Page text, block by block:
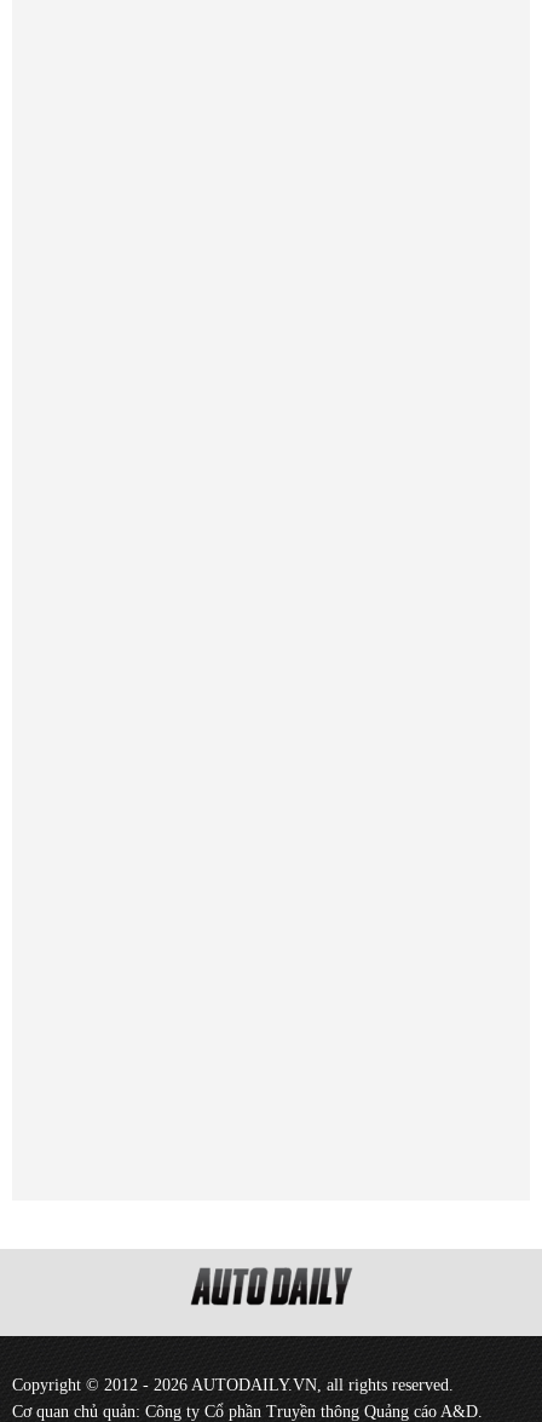
Copyright © 2012 - 2026 AUTODAILY.VN, all rights reserved.
Cơ quan chủ quản: Công ty Cổ phần Truyền thông Quảng cáo A&D.